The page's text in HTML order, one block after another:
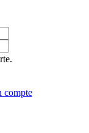
compte